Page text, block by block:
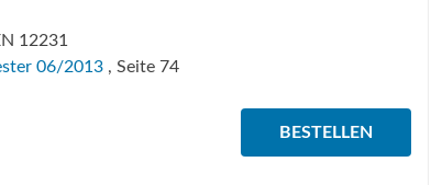
12231
06/2013, Seite 74
BESTELLEN